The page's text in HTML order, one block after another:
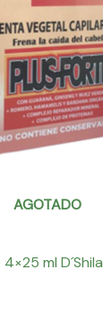
AGOTADO
ml D´Shila